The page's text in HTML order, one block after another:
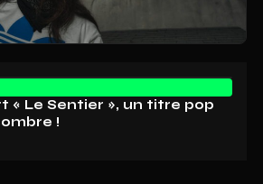
« Le Sentier », un titre pop
!